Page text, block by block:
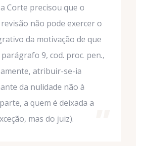
Corte precisou que o
não pode exercer o
da motivação de que
9, cod. proc. pen.,
atribuir-se-ia
da nulidade não à
a quem é deixada a
mas do juiz).